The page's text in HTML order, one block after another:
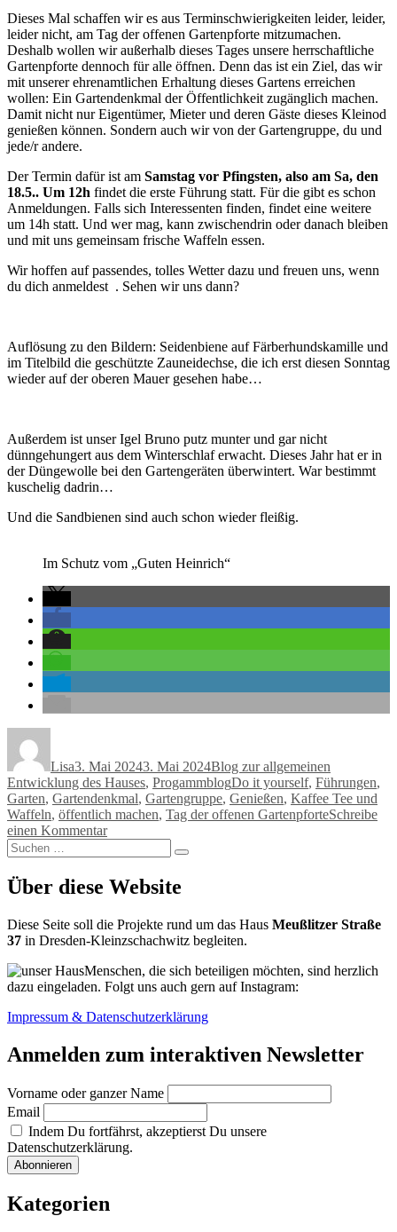
Dieses Mal schaffen wir es aus Terminschwierigkeiten leider, leider,
leider nicht, am Tag der offenen Gartenpforte mitzumachen.
Deshalb wollen wir außerhalb dieses Tages unsere herrschaftliche
Gartenpforte dennoch für alle öffnen. Denn das ist ein Ziel, das wir
mit unserer ehrenamtlichen Erhaltung dieses Gartens erreichen
wollen: Ein Gartendenkmal der Öffentlichkeit zugänglich machen.
Damit nicht nur Eigentümer, Mieter und deren Gäste dieses Kleinod
genießen können. Sondern auch wir von der Gartengruppe, du und
jede/r andere.
Der Termin dafür ist am Samstag vor Pfingsten, also am Sa, den
18.5.. Um 12h findet die erste Führung statt. Für die gibt es schon
Anmeldungen. Falls sich Interessenten finden, findet eine weitere
um 14h statt. Und wer mag, kann zwischendrin oder danach bleiben
und mit uns gemeinsam frische Waffeln essen.
Wir hoffen auf passendes, tolles Wetter dazu und freuen uns, wenn
du dich anmeldest . Sehen wir uns dann?
Auflösung zu den Bildern: Seidenbiene auf Färberhundskamille und
im Titelbild die geschützte Zauneidechse, die ich erst diesen Sonntag
wieder auf der oberen Mauer gesehen habe…
Außerdem ist unser Igel Bruno putz munter und gar nicht
dünngehungert aus dem Winterschlaf erwacht. Dieses Jahr hat er in
der Düngewolle bei den Gartengeräten überwintert. War bestimmt
kuschelig dadrin…
Und die Sandbienen sind auch schon wieder fleißig.
Im Schutz vom „Guten Heinrich“
Lisa3. Mai 20243. Mai 2024Blog zur allgemeinen
Entwicklung des Hauses, ProgammblogSchlagwörter
Do it yourself, Führungen,
Garten, Gartendenkmal, Gartengruppe, Genießen, Kaffee Tee und
Waffeln, öffentlich machen, Tag der offenen GartenpforteSchreibe
einen Kommentarzu
Tag
der
offenen
Suchen
nach:
Suchen
Über diese Website
Diese Seite soll die Projekte rund um das Haus Meußlitzer Straße
37 in Dresden-Kleinzschachwitz begleiten.
Menschen, die sich beteiligen möchten, sind herzlich
dazu eingeladen. Folgt uns auch gern auf Instagram:
Impressum & Datenschutzerklärung
Anmelden zum interaktiven Newsletter
Vorname oder ganzer Name
Email
Indem Du fortfährst, akzeptierst Du unsere
Datenschutzerklärung.
Kategorien